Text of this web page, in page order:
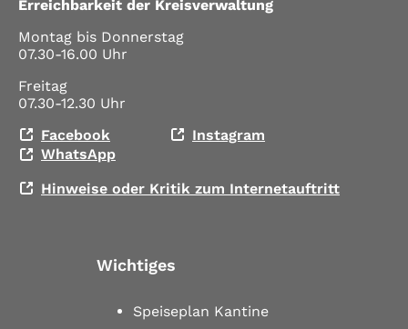
Erreichbarkeit der Kreisverwaltung
Montag bis Donnerstag
07.30-16.00 Uhr
Freitag
07.30-12.30 Uhr
Facebook
Instagram
WhatsApp
Hinweise oder Kritik zum Internetauftritt
Wichtiges
Speiseplan Kantine